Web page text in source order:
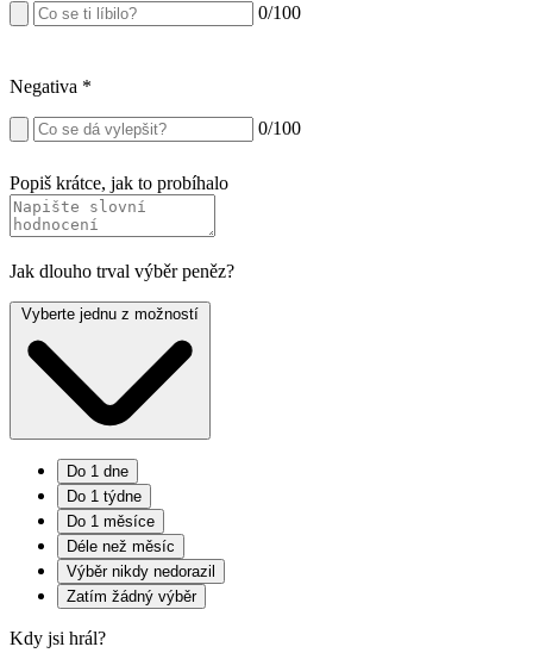
0/100
Negativa *
0/100
Popiš krátce, jak to probíhalo
Jak dlouho trval výběr peněz?
Vyberte jednu z možností
Do 1 dne
Do 1 týdne
Do 1 měsíce
Déle než měsíc
Výběr nikdy nedorazil
Zatím žádný výběr
Kdy jsi hrál?